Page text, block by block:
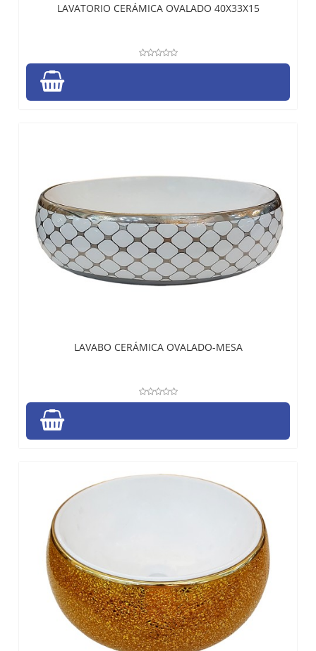
LAVATORIO CERÁMICA OVALADO 40X33X15
LAVABO CERÁMICA OVALADO-MESA